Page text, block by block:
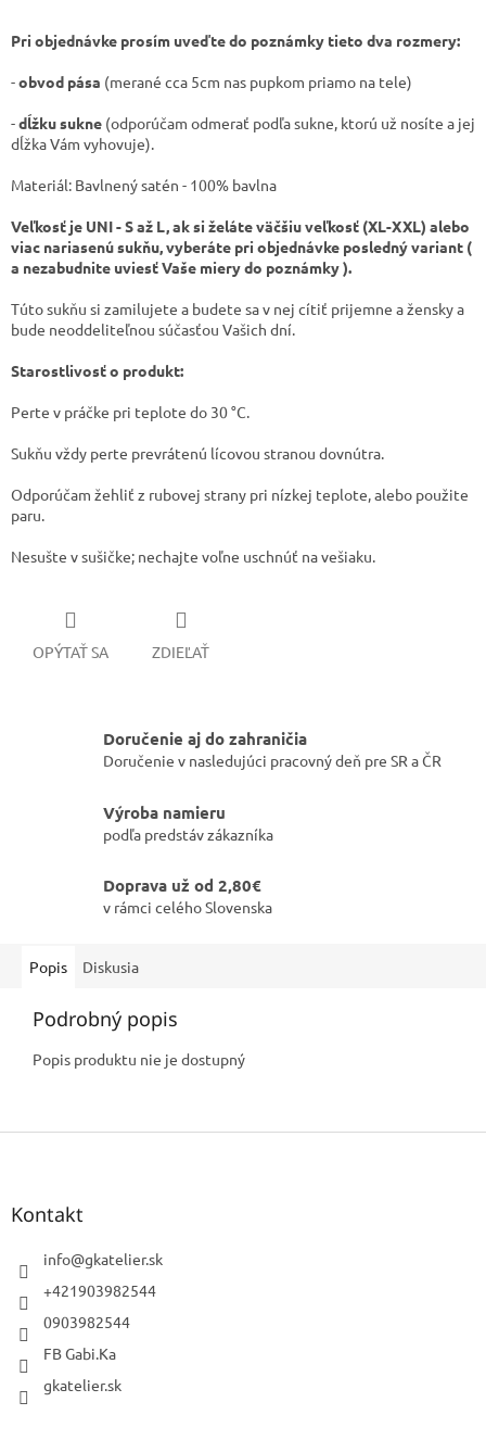
Pri objednávke prosím uveďte do poznámky tieto dva rozmery:
-obvod pása (merané cca 5cm nas pupkom priamo na tele)
-dĺžku sukne (odporúčam odmerať podľa sukne, ktorú už nosíte a jej
dĺžka Vám vyhovuje).
Materiál: Bavlnený satén - 100% bavlna
Veľkosť je UNI - S až L, ak si želáte väčšiu veľkosť (XL-XXL) alebo
viac nariasenú sukňu, vyberáte pri objednávke posledný variant (
a nezabudnite uviesť Vaše miery do poznámky ).
Túto sukňu si zamilujete a budete sa v nej cítiť prijemne a žensky a
bude neoddeliteľnou súčasťou Vašich dní.
Starostlivosť o produkt:
​Perte v práčke pri teplote do 30 °C.
​Sukňu vždy perte prevrátenú lícovou stranou dovnútra.
​​Odporúčam žehliť z rubovej strany pri nízkej teplote, alebo použite
paru.
​Nesušte v sušičke; nechajte voľne uschnúť na vešiaku.
OPÝTAŤ SA ZDIEĽAŤ
Doručenie aj do zahraničia
Doručenie v nasledujúci pracovný deň pre SR a ČR
Výroba namieru
podľa predstáv zákazníka
Doprava už od 2,80€
v rámci celého Slovenska
Popis Diskusia
Podrobný popis
Popis produktu nie je dostupný
Z
Kontakt
info@gkatelier.sk
+421903982544
0903982544
FB Gabi.Ka
gkatelier.sk